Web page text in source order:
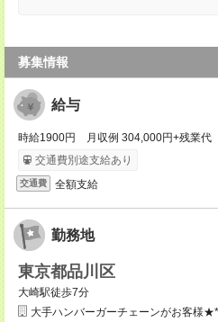
募集情報
給与
時給1900円 月収例 304,000円+残業代
交通費別途支給あり
交通費 全額支給
勤務地
東京都品川区
大崎駅徒歩7分
大手ハンバーガーチェーンがお客様